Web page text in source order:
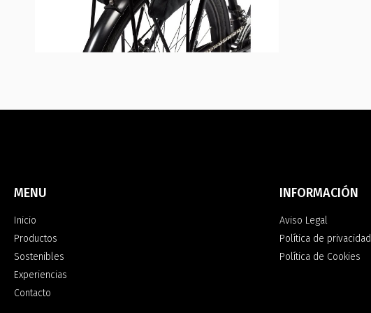
MENU
Inicio
Productos
Sostenibles
Experiencias
Contacto
INFORMACIÓN
Aviso Legal
Política de privacidad
Política de Cookies